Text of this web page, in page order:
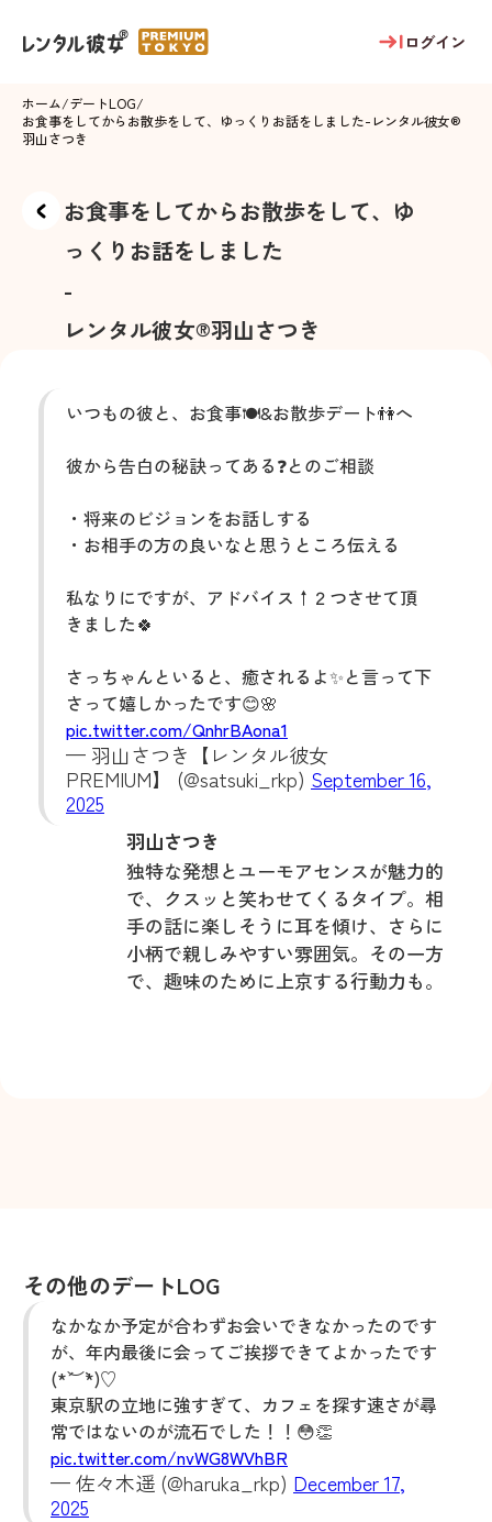
ログイン
ホーム/デートLOG/
お食事をしてからお散歩をして、ゆっくりお話をしました-レンタル彼女®
羽山さつき
お食事をしてからお散歩をして、ゆ
っくりお話をしました
-
レンタル彼女®羽山さつき
いつもの彼と、お食事🍽️&お散歩デート👫へ
彼から告白の秘訣ってある❓とのご相談
・将来のビジョンをお話しする
・お相手の方の良いなと思うところ伝える
私なりにですが、アドバイス↑２つさせて頂
きました🍀
さっちゃんといると、癒されるよ✨と言って下
さって嬉しかったです😊🌸
pic.twitter.com/QnhrBAona1
— 羽山さつき【レンタル彼女
PREMIUM】 (@satsuki_rkp) September 16,
2025
羽山さつき
独特な発想とユーモアセンスが魅力的
で、クスッと笑わせてくるタイプ。相
手の話に楽しそうに耳を傾け、さらに
小柄で親しみやすい雰囲気。その一方
で、趣味のために上京する行動力も。
その他のデートLOG
なかなか予定が合わずお会いできなかったのです
が、年内最後に会ってご挨拶できてよかったです
(*´︶`*)♡
東京駅の立地に強すぎて、カフェを探す速さが尋
常ではないのが流石でした！！😳👏
pic.twitter.com/nvWG8WVhBR
— 佐々木遥 (@haruka_rkp) December 17,
2025